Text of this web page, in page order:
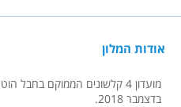
אודות המלון
מועדון 4 קלשונים הממוקם
בדצמבר 2018.